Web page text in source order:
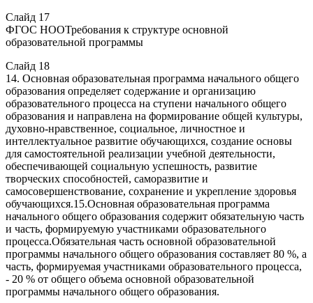
Слайд 17
ФГОС НООТребования к структуре основной
образовательной программы
Слайд 18
14. Основная образовательная программа начального общего
образования определяет содержание и организацию
образовательного процесса на ступени начального общего
образования и направлена на формирование общей культуры,
духовно-нравственное, социальное, личностное и
интеллектуальное развитие обучающихся, создание основы
для самостоятельной реализации учебной деятельности,
обеспечивающей социальную успешность, развитие
творческих способностей, саморазвитие и
самосовершенствование, сохранение и укрепление здоровья
обучающихся.15.Основная образовательная программа
начального общего образования содержит обязательную часть
и часть, формируемую участниками образовательного
процесса.Обязательная часть основной образовательной
программы начального общего образования составляет 80 %, а
часть, формируемая участниками образовательного процесса,
- 20 % от общего объема основной образовательной
программы начального общего образования.